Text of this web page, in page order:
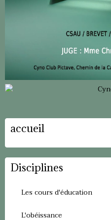
accueil
Disciplines
Les cours d'éducation
L'obéissance